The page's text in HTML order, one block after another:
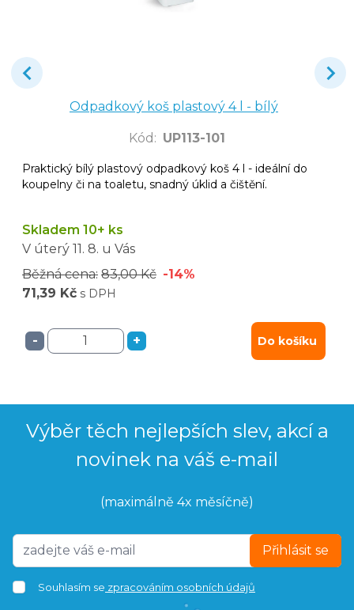
Odpadkový koš plastový 4 l - bílý
Kód : UP113-101
Praktický bílý plastový odpadkový koš 4 l - ideální do
koupelny či na toaletu, snadný úklid a čištění.
Skladem 10+ ks
V úterý 11. 8. u Vás
Běžná cena: 83,00 Kč -14%
71,39 Kč s DPH
- + Do košíku
Výběr těch nejlepších slev, akcí a
novinek na váš e-mail
(maximálně 4x měsíčně)
Přihlásit se
Souhlasím se zpracováním osobních údajů